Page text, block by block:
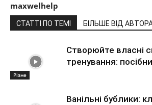
maxwelhelp
СТАТТІ ПО ТЕМІ БІЛЬШЕ ВІД
Різне
Створюйте власні
тренування:
Ванільні бублики: